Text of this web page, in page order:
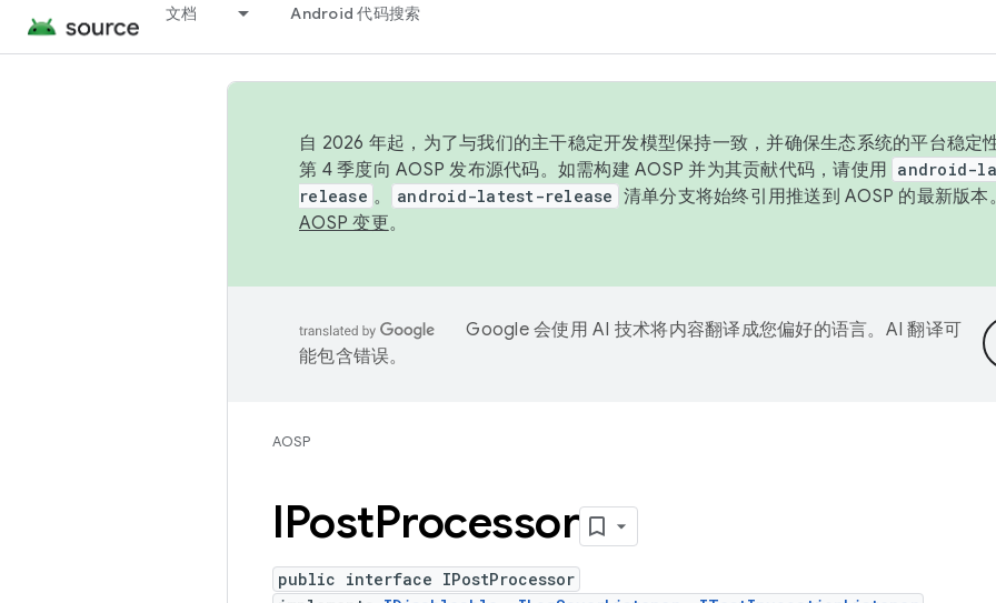
文档 Android 代码搜索
自 2026 年起，为了与我们的主干稳定开发模型保持一致，并确保生态系统的平台稳定
第 4 季度向 AOSP 发布源代码。如需构建 AOSP 并为其贡献代码，请使用 android-
release 。 android-latest-release 清单分支将始终引用推送到 AOSP 的最新版
AOSP 变更。
Google 会使用 AI 技术将内容翻译成您偏好的语言。AI 翻译可
能包含错误。
AOSP
IPostProcessor
public interface IPostProcessor